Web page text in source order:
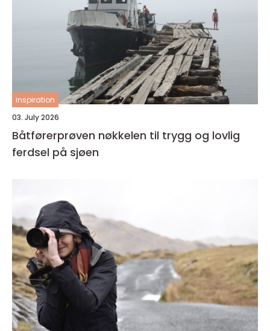
inspiration
03. July 2026
Båtførerprøven nøkkelen til trygg og lovlig
ferdsel på sjøen